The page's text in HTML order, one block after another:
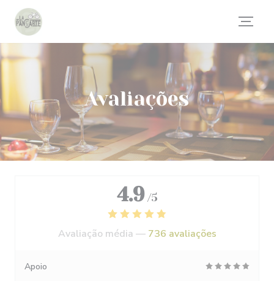
Painel de Gerenciamento de Cookies
Avaliações
4.9 /5
Avaliação média — 736 avaliações
Apoio